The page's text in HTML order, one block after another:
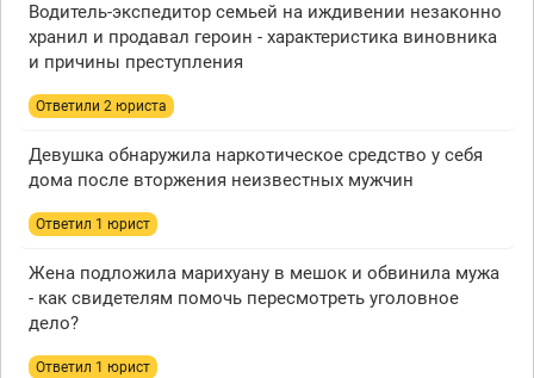
Водитель-экспедитор семьей на иждивении незаконно
хранил и продавал героин - характеристика виновника
и причины преступления
Ответили 2 юристa
Девушка обнаружила наркотическое средство у себя
дома после вторжения неизвестных мужчин
Ответил 1 юрист
Жена подложила марихуану в мешок и обвинила мужа
- как свидетелям помочь пересмотреть уголовное
дело?
Ответил 1 юрист